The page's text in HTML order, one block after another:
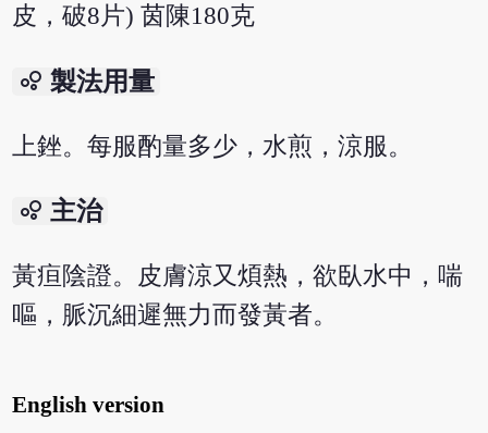
皮，破8片) 茵陳180克
bubble_chart 製法用量
上銼。每服酌量多少，水煎，涼服。
bubble_chart 主治
黃疸陰證。皮膚涼又煩熱，欲臥水中，喘
嘔，脈沉細遲無力而發黃者。
English version